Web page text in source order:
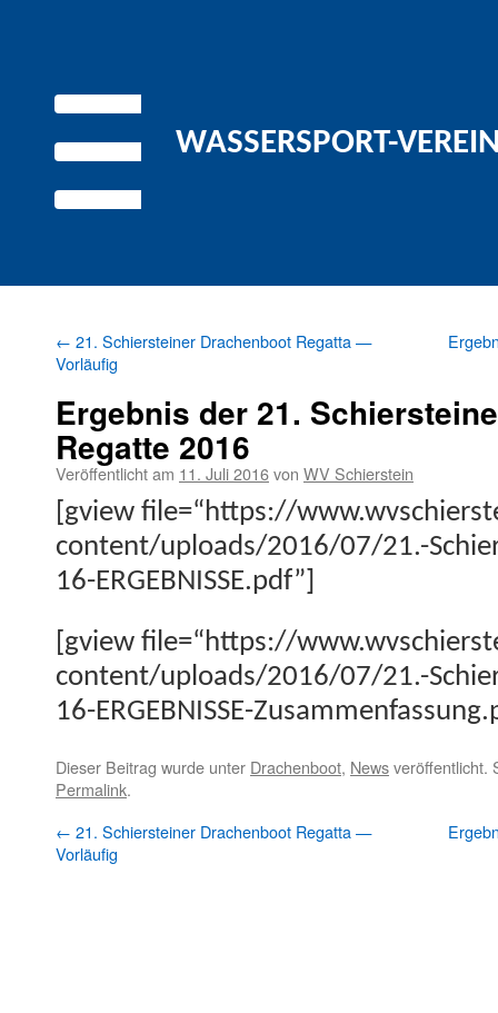
WASSERSPORT-
← 21. Schiersteiner Drachenboot Regatta —
Vorläufig
Ergebnis der 21.
Regatte 2016
Veröffentlicht am 11. Juli 2016von WV Schierstein
[gview file=“https://
content/uploads/2016/07/21.-
16-ERGEBNISSE.pdf”]
[gview file=“https://
content/uploads/2016/07/21.-
16-ERGEBNISSE-
Dieser Beitrag wurde unter Drachenboot, Newsveröffentlicht.
Permalink.
← 21. Schiersteiner Drachenboot Regatta —
Vorläufig